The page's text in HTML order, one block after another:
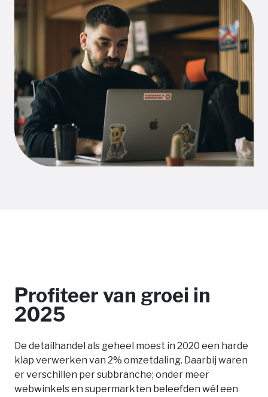
Profiteer van groei in
2025
De detailhandel als geheel moest in 2020 een harde
klap verwerken van 2% omzetdaling. Daarbij waren
er verschillen per subbranche; onder meer
webwinkels en supermarkten beleefden wél een